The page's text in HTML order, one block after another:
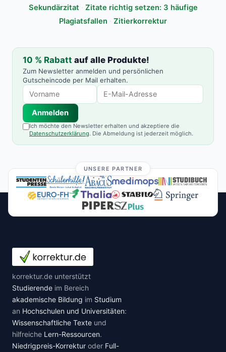
Sekundärzitat · Zitate richtig setzen: 3 häufige
Plagiatsfallen · Zitierkorrektur
10 % Rabatt auf alle Produkte!
Zum Newsletter anmelden und persönlichen
Gutscheincode per Mail erhalten.
Anmelden
Ich möchte den Newsletter erhalten und akzeptiere die
Datenschutzerklärung. Die Abmeldung ist jederzeit möglich.
UNSERE PARTNER
korrektur.de unterstützt
Studierende im Bereich
akademische Bildung im Studium
an Hochschulen und Universitäten:
Wissenschaftliche Texte und
hilfreiche Lern-Ressourcen.
Niedrigpreis-Korrektur oder Full-